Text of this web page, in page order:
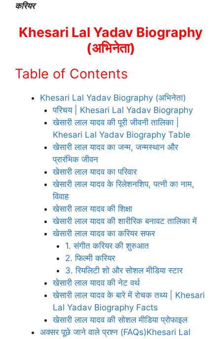
करियर
Khesari Lal Yadav Biography
(अभिनेता)
Table of Contents
Khesari Lal Yadav Biography (अभिनेता)
परिचय | Khesari Lal Yadav Biography
खेसारी लाल यादव की पूरी जीवनी तालिका |
Khesari Lal Yadav Biography Table
खेसारी लाल यादव का जन्म, जन्मस्थान और
प्रारंभिक जीवन
खेसारी लाल यादव का परिवार
खेसारी लाल यादव के रिलेशनशिप, पत्नी का नाम,
विवाह
खेसारी लाल यादव की शिक्षा
खेसारी लाल यादव की शारीरिक बनावट तालिका में
खेसारी लाल यादव का करियर सफर
1. संगीत करियर की शुरुआत
2. फिल्मी करियर
3. रियलिटी शो और सोशल मीडिया स्टार
खेसारी लाल यादव की नेट वर्थ
खेसारी लाल यादव के बारे में रोचक तथ्य | Khesari
Lal Yadav Biography Facts
खेसारी लाल यादव की सोशल मीडिया प्रोफाइल
अक्सर पूछे जाने वाले प्रश्न (FAQs)Khesari Lal